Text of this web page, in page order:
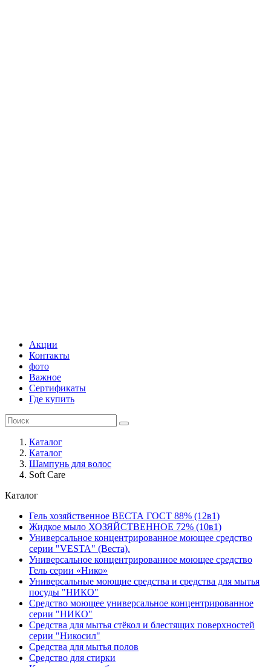
Акции
Контакты
фото
Важное
Сертификаты
Где купить
Каталог
Каталог
Шампунь для волос
Soft Care
Каталог
Гель хозяйственное ВЕСТА ГОСТ 88% (12в1)
Жидкое мыло ХОЗЯЙСТВЕННОЕ 72% (10в1)
Универсальное концентрированное моющее средство
серии "VESTA" (Веста).
Универсальное концентрированное моющее средство
Гель серии «Нико»
Универсальные моющие средства и средства для мытья
посуды "НИКО"
Средство моющее универсальное концентрированное
серии "НИКО"
Средства для мытья стёкол и блестящих поверхностей
серии "Никосил"
Средства для мытья полов
Средство для стирки